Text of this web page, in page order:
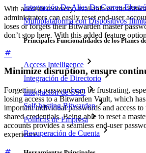
Integración De Alias De Correo
Multiplataforma con Dispositivos
Principales Funcionalidades de los Planes
Access Intelligence
Integración de Directorio
Integración-de-SSO
Self-hosting Bitwarden
Políticas de Empresa
Recuperación de Cuenta
With account recovery, available on the
administrators can easily reset end-user
loses or forgets their Bitwarden master
don’t stop here. With this added feature
Minimize disruption, ensure
Forgetting a password can be frustrating,
losing access to a Bitwarden Vault, which
important individual passwords and access
shared credentials. Being able to reset a
accounts provides a seamless end-user
experience.